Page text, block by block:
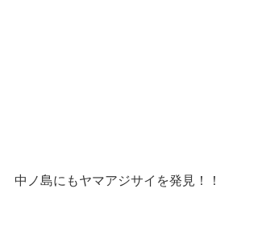
中ノ島にもヤマアジサイを発見！！